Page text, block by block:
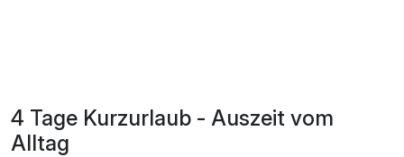
4 Tage Kurzurlaub - Auszeit vom
Alltag